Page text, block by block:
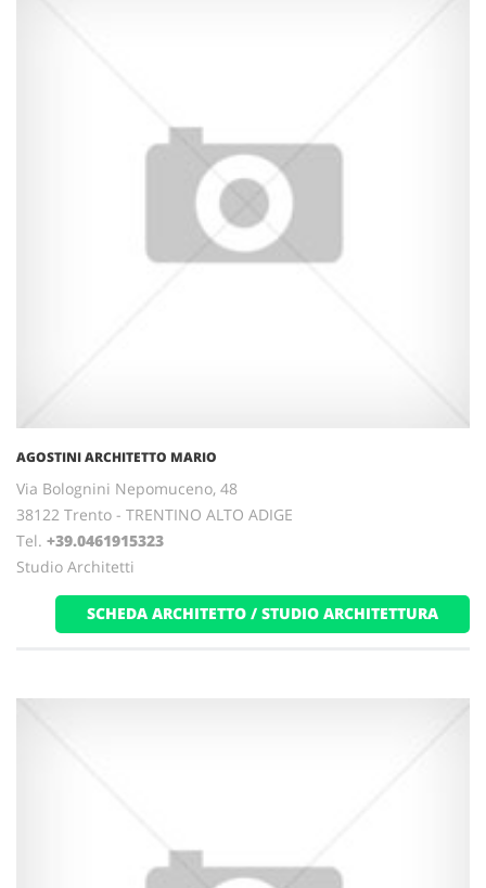
AGOSTINI ARCHITETTO MARIO
Via Bolognini Nepomuceno, 48
38122 Trento - TRENTINO ALTO ADIGE
Tel. +39.0461915323
Studio Architetti
SCHEDA ARCHITETTO / STUDIO ARCHITETTURA